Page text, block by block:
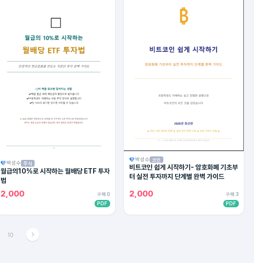
박성수 주식
월급의10%로 시작하는 월배당 ETF 투자
법
2,000
구매 0
PDF
박성수 코인
비트코인 쉽게 시작하기- 암호화폐 기초부
터 실전 투자까지 단계별 완벽 가이드
2,000
구매 3
PDF
10